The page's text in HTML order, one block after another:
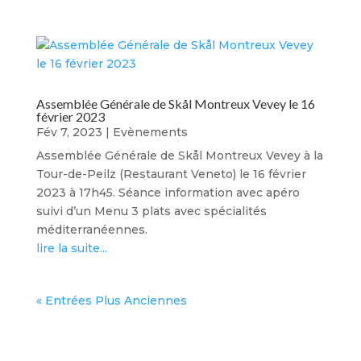
Assemblée Générale de Skål Montreux Vevey le 16
février 2023
Fév 7, 2023 | Evènements
Assemblée Générale de Skål Montreux Vevey à la
Tour-de-Peilz (Restaurant Veneto) le 16 février
2023 à 17h45. Séance information avec apéro
suivi d’un Menu 3 plats avec spécialités
méditerranéennes.
lire la suite...
« Entrées Plus Anciennes